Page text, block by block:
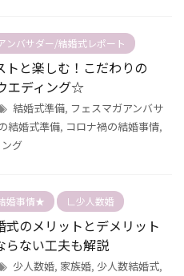
ンバサダー/結婚式レポート
トと楽しむ！こだわりの
エディング☆
結婚式準備, フェスマガアンバサ
結婚式準備, コロナ禍の結婚事情,
グ
婚事情★ ∟少人数婚
式のメリットとデメリット
らない工夫も解説
少人数婚, 家族婚, 少人数結婚式,